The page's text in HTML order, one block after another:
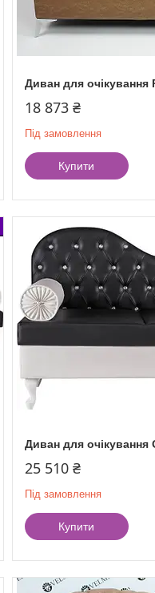
Диван для очікування
18 873 ₴
Під замовлення
Купити
Диван для
25 510 ₴
Під замовлення
Купити